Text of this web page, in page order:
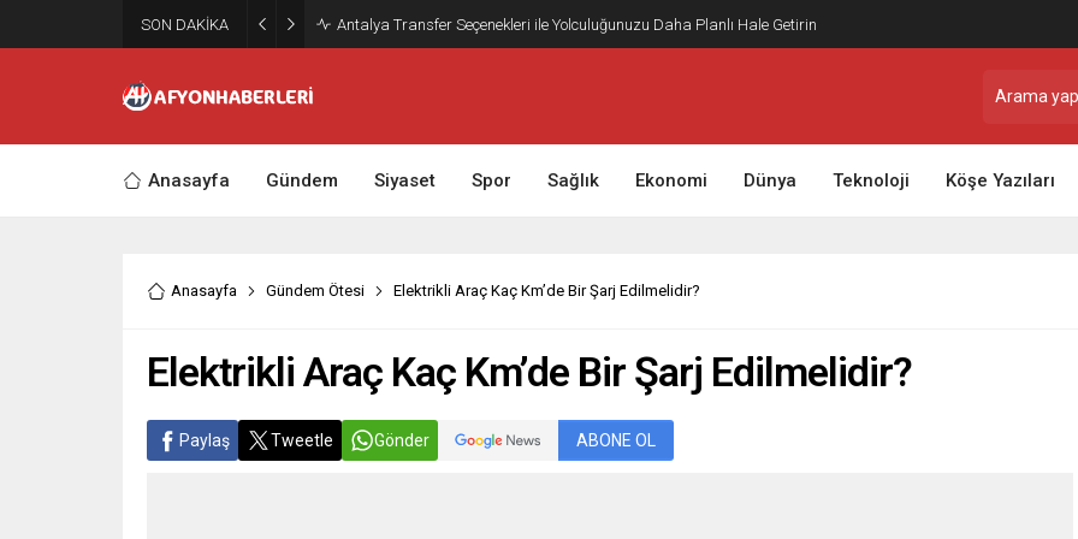
SON DAKİKA Antalya Transfer Seçenekleri ile Yolculuğunuzu Daha Planlı Hale Getirin
Anasayfa Gündem Siyaset Spor Sağlık Ekonomi Dünya Teknoloji Köşe Yazıları
Anasayfa Gündem Ötesi Elektrikli Araç Kaç Km’de Bir Şarj Edilmelidir?
Elektrikli Araç Kaç Km’de Bir Şarj Edilmelidir?
Paylaş Tweetle Gönder ABONE OL